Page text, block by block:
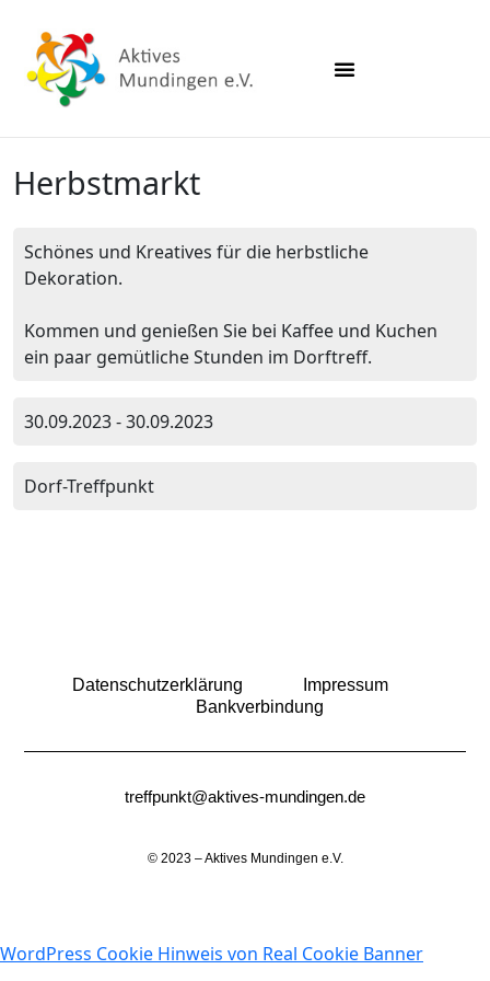
Herbstmarkt
Schönes und Kreatives für die herbstliche
Dekoration.
Kommen und genießen Sie bei Kaffee und Kuchen
ein paar gemütliche Stunden im Dorftreff.
30.09.2023 - 30.09.2023
Dorf-Treffpunkt
Datenschutzerklärung
Impressum
Bankverbindung
treffpunkt@aktives-mundingen.de
© 2023 – Aktives Mundingen e.V.
WordPress Cookie Hinweis von Real Cookie Banner